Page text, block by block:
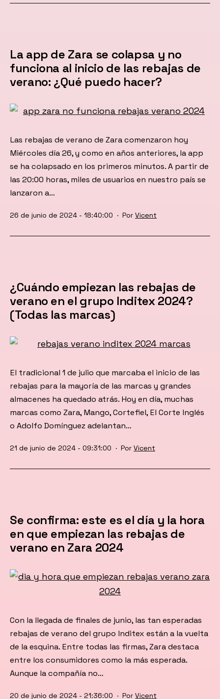
La app de Zara se colapsa y no
funciona al inicio de las rebajas de
verano: ¿Qué puedo hacer?
Las rebajas de verano de Zara comenzaron hoy
Miércoles día 26, y como en años anteriores, la app
se ha colapsado en los primeros minutos. A partir de
las 20:00 horas, miles de usuarios en nuestro país se
lanzaron a…
Publicada
26 de junio de 2024 - 18:40:00 Por Vicent
¿Cuándo empiezan las rebajas de
verano en el grupo Inditex 2024?
(Todas las marcas)
El tradicional 1 de julio que marcaba el inicio de las
rebajas para la mayoría de las marcas y grandes
almacenes ha quedado atrás. Hoy en día, muchas
marcas como Zara, Mango, Cortefiel, El Corte Inglés
o Adolfo Domínguez adelantan…
Publicada
21 de junio de 2024 - 09:31:00 Por Vicent
Se confirma: este es el día y la hora
en que empiezan las rebajas de
verano en Zara 2024
Con la llegada de finales de junio, las tan esperadas
rebajas de verano del grupo Inditex están a la vuelta
de la esquina. Entre todas las firmas, Zara destaca
entre los consumidores como la más esperada.
Aunque la compañía no…
Publicada
20 de junio de 2024 - 21:36:00 Por Vicent